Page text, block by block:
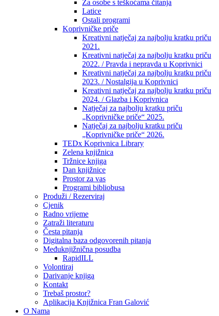
Za osobe s teškoćama čitanja
Latice
Ostali programi
Koprivničke priče
Kreativni natječaj za najbolju kratku priču
2021.
Kreativni natječaj za najbolju kratku priču
2022. / Pravda i nepravda u Koprivnici
Kreativni natječaj za najbolju kratku priču
2023. / Nostalgija u Koprivnici
Kreativni natječaj za najbolju kratku priču
2024. / Glazba i Koprivnica
Natječaj za najbolju kratku priču
„Koprivničke priče“ 2025.
Natječaj za najbolju kratku priču
„Koprivničke priče“ 2026.
TEDx Koprivnica Library
Zelena knjižnica
Tržnice knjiga
Dan knjižnice
Prostor za vas
Programi bibliobusa
Produži / Rezerviraj
Cjenik
Radno vrijeme
Zatraži literaturu
Česta pitanja
Digitalna baza odgovorenih pitanja
Međuknjižnična posudba
RapidILL
Volontiraj
Darivanje knjiga
Kontakt
Trebaš prostor?
Aplikacija Knjižnica Fran Galović
O Nama